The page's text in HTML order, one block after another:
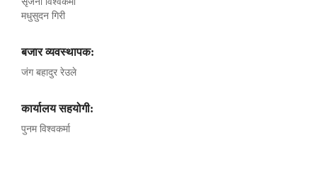
मधुसुदन गिरी
बजार व्यवस्थापक:
जंग बहादुर रेउले
कार्यालय सहयोगी:
पुनम विश्वकर्मा